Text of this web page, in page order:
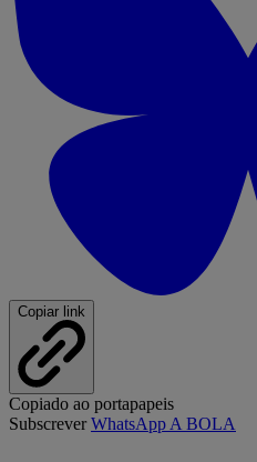
Copiar link
Copiado ao portapapeis
SubscreverWhatsApp A BOLA